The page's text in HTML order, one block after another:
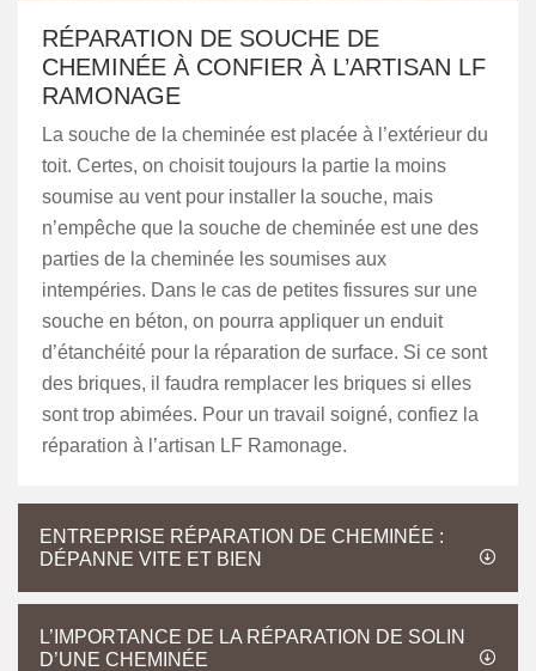
RÉPARATION DE SOUCHE DE
CHEMINÉE À CONFIER À L’ARTISAN LF
RAMONAGE
La souche de la cheminée est placée à l’extérieur du
toit. Certes, on choisit toujours la partie la moins
soumise au vent pour installer la souche, mais
n’empêche que la souche de cheminée est une des
parties de la cheminée les soumises aux
intempéries. Dans le cas de petites fissures sur une
souche en béton, on pourra appliquer un enduit
d’étanchéité pour la réparation de surface. Si ce sont
des briques, il faudra remplacer les briques si elles
sont trop abimées. Pour un travail soigné, confiez la
réparation à l’artisan LF Ramonage.
ENTREPRISE RÉPARATION DE CHEMINÉE :
DÉPANNE VITE ET BIEN
L’IMPORTANCE DE LA RÉPARATION DE SOLIN
D’UNE CHEMINÉE